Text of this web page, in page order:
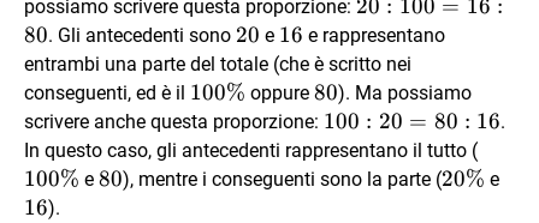
possiamo scrivere questa proporzione: 20 :
100
=
16 :
80
20 : 100 = 16 :
80. Gli antecedenti sono 20
20 e 16
16 e rappresentano
entrambi una parte del totale (che è scritto nei
conseguenti, ed è il 100
\%
100% oppure 80
80). Ma possiamo
scrivere anche questa proporzione: 100
: 20
=
100 : 20 = 80 : 16.
In questo caso, gli antecedenti rappresentano il tutto (
\%
100% e 80
80), mentre i conseguenti sono la parte (20
20% e
16).